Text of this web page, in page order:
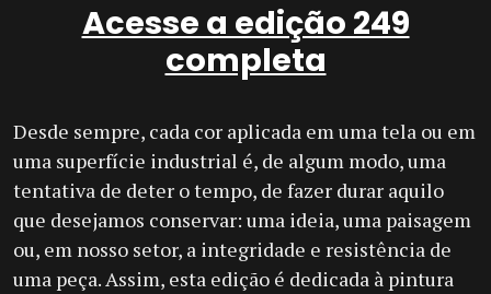
Acesse a edição 249
completa
Desde sempre, cada cor aplicada em uma tela ou em
uma superfície industrial é, de algum modo, uma
tentativa de deter o tempo, de fazer durar aquilo
que desejamos conservar: uma ideia, uma paisagem
ou, em nosso setor, a integridade e resistência de
uma peça. Assim, esta edição é dedicada à pintura